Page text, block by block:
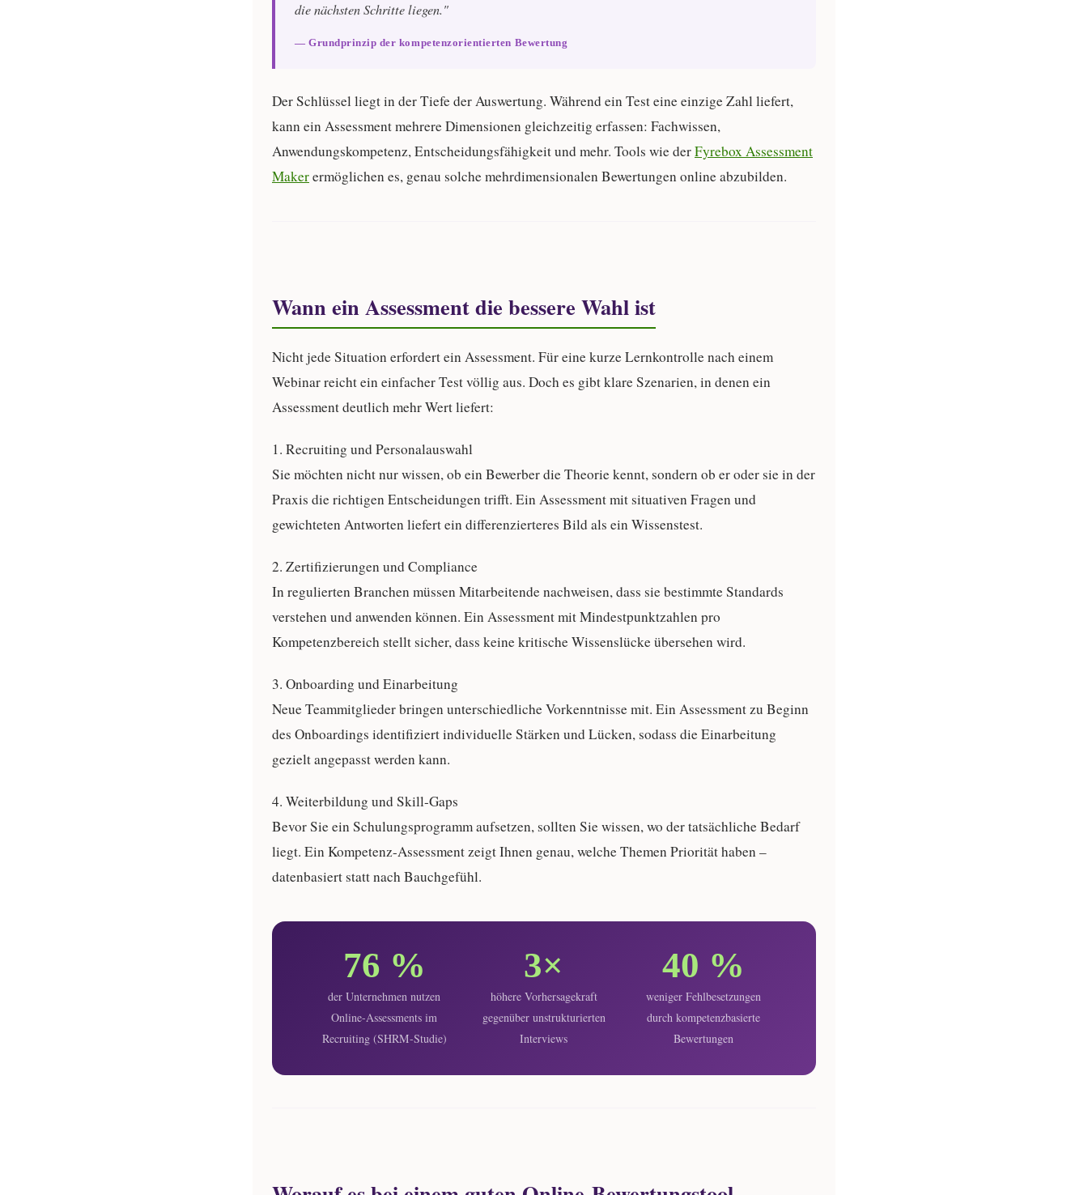
die nächsten Schritte liegen."
— Grundprinzip der kompetenzorientierten Bewertung
Der Schlüssel liegt in derTiefe der Auswertung. Während ein Test eine einzige Zahl liefert,
kann ein Assessment mehrere Dimensionen gleichzeitig erfassen: Fachwissen,
Anwendungskompetenz, Entscheidungsfähigkeit und mehr. Tools wie derFyrebox Assessment
Makerermöglichen es, genau solche mehrdimensionalen Bewertungen online abzubilden.
Wann ein Assessment die bessere Wahl ist
Nicht jede Situation erfordert ein Assessment. Für eine kurze Lernkontrolle nach einem
Webinar reicht ein einfacher Test völlig aus. Doch es gibt klare Szenarien, in denen ein
Assessment deutlich mehr Wert liefert:
1. Recruiting und Personalauswahl
Sie möchten nicht nur wissen, ob ein Bewerber die Theorie kennt, sondern ob er oder sie in der
Praxis die richtigen Entscheidungen trifft. Ein Assessment mit situativen Fragen und
gewichteten Antworten liefert ein differenzierteres Bild als ein Wissenstest.
2. Zertifizierungen und Compliance
In regulierten Branchen müssen Mitarbeitende nachweisen, dass sie bestimmte Standards
verstehen und anwenden können. Ein Assessment mit Mindestpunktzahlen pro
Kompetenzbereich stellt sicher, dass keine kritische Wissenslücke übersehen wird.
3. Onboarding und Einarbeitung
Neue Teammitglieder bringen unterschiedliche Vorkenntnisse mit. Ein Assessment zu Beginn
des Onboardings identifiziert individuelle Stärken und Lücken, sodass die Einarbeitung
gezielt angepasst werden kann.
4. Weiterbildung und Skill-Gaps
Bevor Sie ein Schulungsprogramm aufsetzen, sollten Sie wissen, wo der tatsächliche Bedarf
liegt. Ein Kompetenz-Assessment zeigt Ihnen genau, welche Themen Priorität haben –
datenbasiert statt nach Bauchgefühl.
76 %
der Unternehmen nutzen
Online-Assessments im
Recruiting (SHRM-Studie)
3×
höhere Vorhersagekraft
gegenüber unstrukturierten
Interviews
40 %
weniger Fehlbesetzungen
durch kompetenzbasierte
Bewertungen